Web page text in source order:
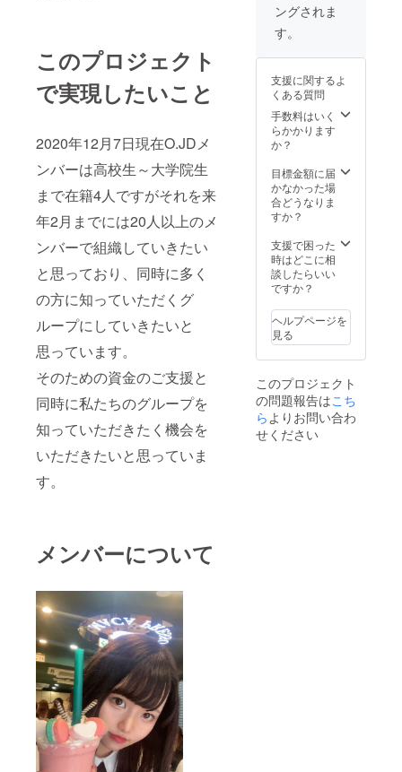
このプロジェクト
で実現したいこと
2020年12月7日現在O.JDメ
ンバーは高校生～大学院生
まで在籍4人ですがそれを来
年2月までには20人以上のメ
ンバーで組織していきたい
と思っており、同時に多く
の方に知っていただくグ
ループにしていきたいと
思っています。
そのための資金のご支援と
同時に私たちのグループを
知っていただきたく機会を
いただきたいと思っていま
す。
メンバーについて
ングされま
す。
支援に関するよ
くある質問
手数料はいく
らかかります
か？
目標金額に届
かなかった場
合どうなりま
すか？
支援で困った
時はどこに相
談したらいい
ですか？
ヘルプページを
見る
このプロジェクト
の問題報告はこち
ら よりお問い合わ
せください